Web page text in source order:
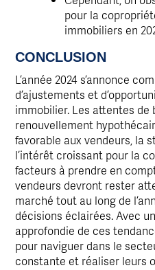
pour la
immobiliers en
CONCLUSION
L’année 2024 s’annonce
d’ajustements et
immobilier. Les attentes de
renouvellement
favorable aux vendeurs, la
l’intérêt croissant pour la
facteurs à prendre en
vendeurs devront rester
marché tout au long de
décisions éclairées. Avec
approfondie de ces
pour naviguer dans le
constante et réaliser leurs